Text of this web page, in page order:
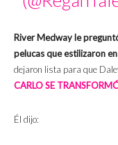
River Medway le
pelucas que estilizaron
dejaron lista para que
CARLO SE
Él dijo: